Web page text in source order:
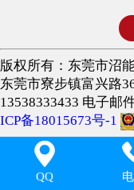
版权所有：东莞市沼
东莞市寮步镇富兴路
13538333433 电子邮
ICP备18015673号-1

QQ